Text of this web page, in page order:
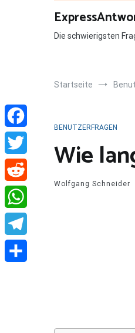
Die schwierigsten
Startseite
BENUTZERFRAGEN
Wie
Wolfgang Schneider
Facebook
Twitter
Reddit
WhatsApp
Telegram